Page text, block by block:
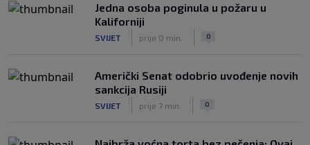
se pitaju gdje je i šta radi (VIDEO)
OSTALI SPORTOVI prije 5 h
Jedna osoba poginula u požaru u
Kaliforniji
SVIJET prije 0 min. 0
Američki Senat odobrio uvođenje novih
sankcija Rusiji
SVIJET prije 7 min. 0